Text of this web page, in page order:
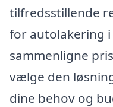
tilfredsstillende
for autolakering i
sammenligne
vælge den
dine behov og